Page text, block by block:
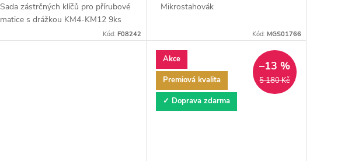
Sada zástrčných klíčů pro přírubové
matice s drážkou KM4-KM12 9ks
Kód: F08242
Mikrostahovák
Kód: MGS01766
Akce
Premiová kvalita
✓ Doprava zdarma
5 180 Kč
–13 %